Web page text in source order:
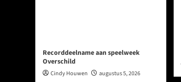
Recorddeelname aan speelweek
Overschild
Cindy Houwen augustus 5, 2026